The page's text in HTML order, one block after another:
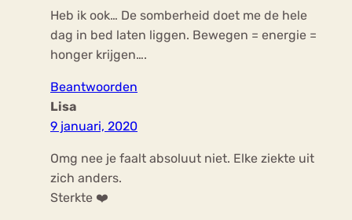
Heb ik ook… De somberheid doet me de hele
dag in bed laten liggen. Bewegen = energie =
honger krijgen….
Beantwoorden
Lisa
9 januari, 2020
Omg nee je faalt absoluut niet. Elke ziekte uit
zich anders.
Sterkte ❤️